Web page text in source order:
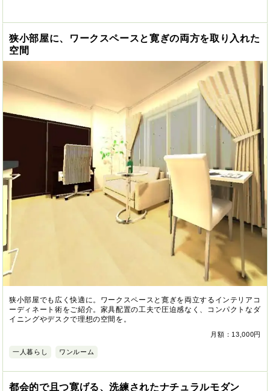
狭小部屋に、ワークスペースと寛ぎの両方を取り入れた
空間
狭小部屋でも広く快適に。ワークスペースと寛ぎを両立するインテリアコ
ーディネート術をご紹介。家具配置の工夫で圧迫感なく、コンパクトなダ
イニングやデスクで理想の空間を。
月額：13,000円
一人暮らし ワンルーム
都会的で且つ寛げる、洗練されたナチュラルモダン